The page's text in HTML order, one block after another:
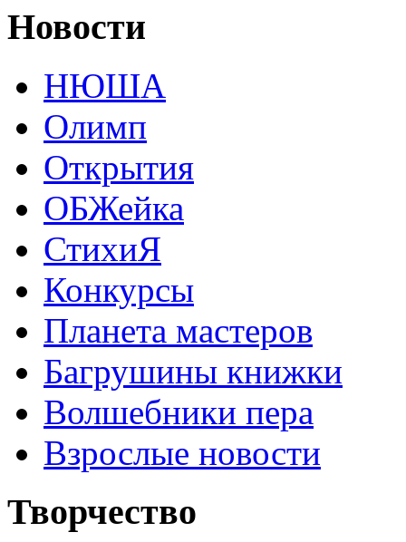
Новости
НЮША
Олимп
Открытия
ОБЖейка
СтихиЯ
Конкурсы
Планета мастеров
Багрушины книжки
Волшебники пера
Взрослые новости
Творчество